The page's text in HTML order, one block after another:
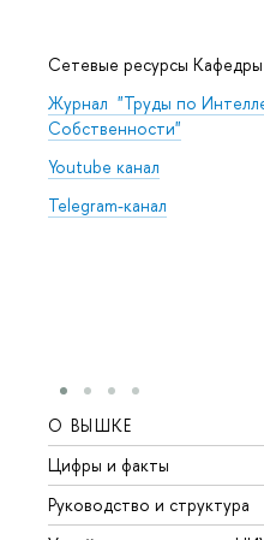
Сетевые ресурсы
Журнал "Труды по
Собственности"
Youtube канал
Telegram-канал
О ВЫШКЕ
Цифры и факты
Руководство и структура